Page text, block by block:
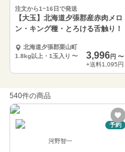
注文から1~16日で発送
【大玉】北海道夕張郡産赤肉メロ
ン・キング種・とろける舌触り！
北海道夕張郡栗山町
1.8kg以上・1玉入り 〜 3,996円 〜
+送料1,095円
540件の商品
予約
河野智一